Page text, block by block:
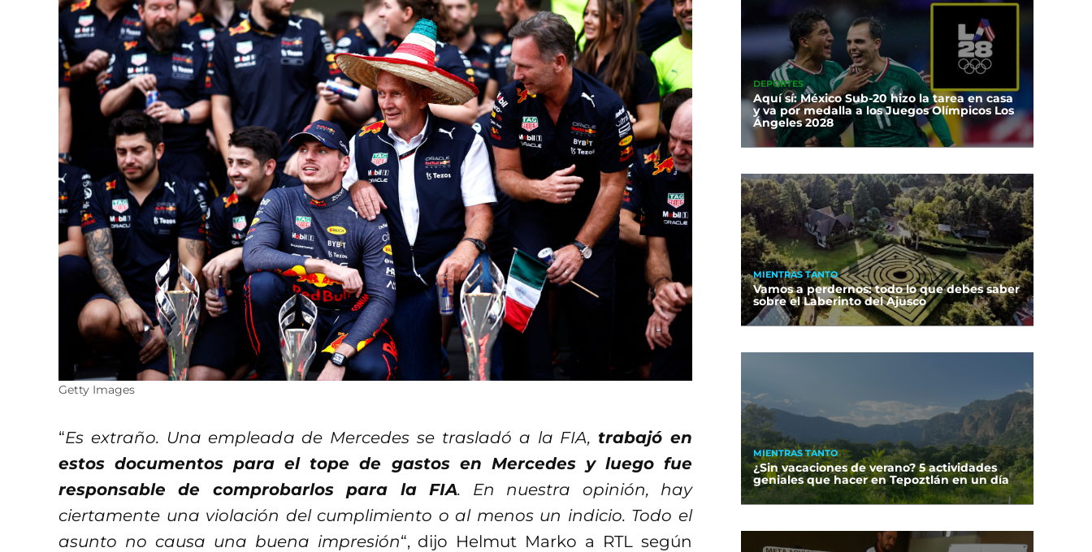
Getty Images
“Es extraño. Una empleada de Mercedes se trasladó a la FIA,trabajó en
estos documentos para el tope de gastos en Mercedes y luego fue
responsable de comprobarlos para la FIA. En nuestra opinión, hay
ciertamente una violación del cumplimiento o al menos un indicio. Todo el
asunto no causa una buena impresión“, dijo Helmut Marko a RTL según
DEPORTES
Aquí sí: México Sub-20 hizo la tarea en casa
y va por medalla a los Juegos Olímpicos Los
Ángeles 2028
MIENTRAS TANTO
Vamos a perdernos: todo lo que debes saber
sobre el Laberinto del Ajusco
MIENTRAS TANTO
¿Sin vacaciones de verano? 5 actividades
geniales que hacer en Tepoztlán en un día